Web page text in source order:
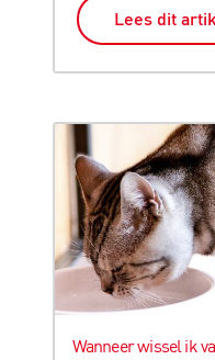
Lees dit
Wanneer wissel ik